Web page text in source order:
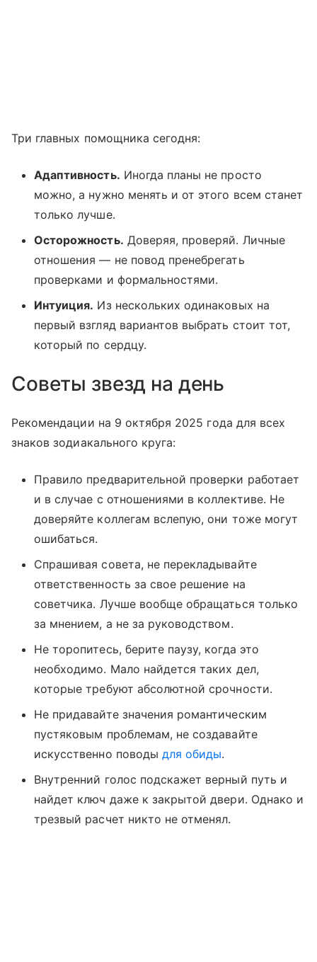
Три главных помощника сегодня:
Адаптивность. Иногда планы не просто
можно, а нужно менять и от этого всем станет
только лучше.
Осторожность. Доверяя, проверяй. Личные
отношения — не повод пренебрегать
проверками и формальностями.
Интуиция. Из нескольких одинаковых на
первый взгляд вариантов выбрать стоит тот,
который по сердцу.
Советы звезд на день
Рекомендации на 9 октября 2025 года для всех
знаков зодиакального круга:
Правило предварительной проверки работает
и в случае с отношениями в коллективе. Не
доверяйте коллегам вслепую, они тоже могут
ошибаться.
Спрашивая совета, не перекладывайте
ответственность за свое решение на
советчика. Лучше вообще обращаться только
за мнением, а не за руководством.
Не торопитесь, берите паузу, когда это
необходимо. Мало найдется таких дел,
которые требуют абсолютной срочности.
Не придавайте значения романтическим
пустяковым проблемам, не создавайте
искусственно поводы для обиды.
Внутренний голос подскажет верный путь и
найдет ключ даже к закрытой двери. Однако и
трезвый расчет никто не отменял.